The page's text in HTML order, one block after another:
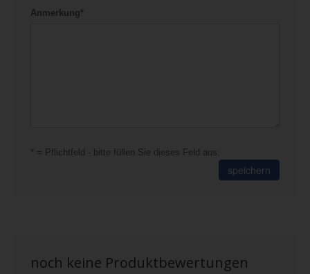
Anmerkung*
* = Pflichtfeld - bitte füllen Sie dieses Feld aus.
speichern
noch keine Produktbewertungen